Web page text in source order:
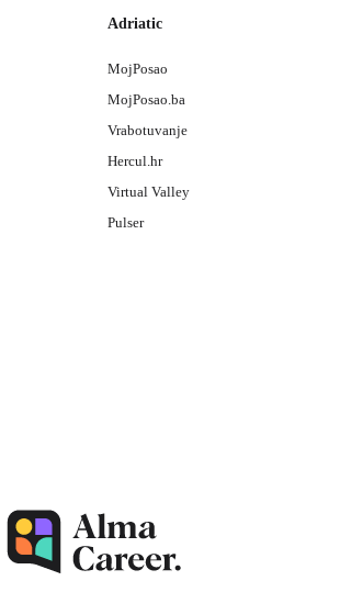
Adriatic
MojPosao
MojPosao.ba
Vrabotuvanje
Hercul.hr
Virtual Valley
Pulser